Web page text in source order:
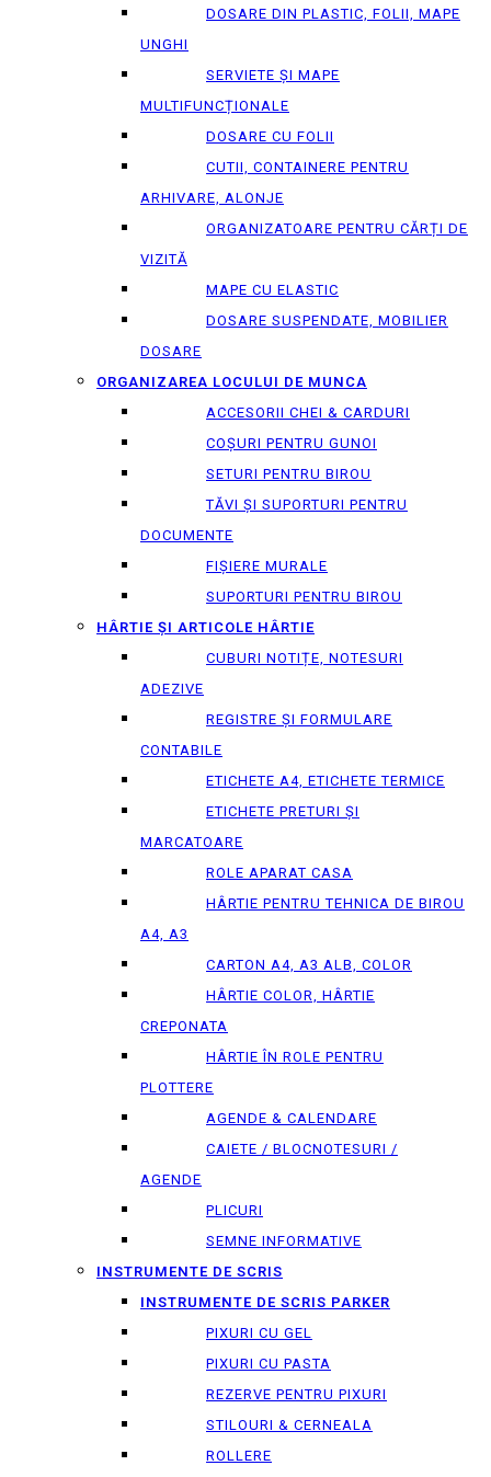
DOSARE DIN PLASTIC, FOLII, MAPE
UNGHI
SERVIETE ȘI MAPE
MULTIFUNCȚIONALE
DOSARE CU FOLII
CUTII, CONTAINERE PENTRU
ARHIVARE, ALONJE
ORGANIZATOARE PENTRU CĂRȚI DE
VIZITĂ
MAPE CU ELASTIC
DOSARE SUSPENDATE, MOBILIER
DOSARE
ORGANIZAREA LOCULUI DE MUNCA
ACCESORII CHEI & СARDURI
COȘURI PENTRU GUNOI
SETURI PENTRU BIROU
TĂVI ȘI SUPORTURI PENTRU
DOCUMENTE
FIȘIERE MURALE
SUPORTURI PENTRU BIROU
HÂRTIE ȘI ARTICOLE HÂRTIE
CUBURI NOTIȚE, NOTESURI
ADEZIVE
REGISTRE ȘI FORMULARE
CONTABILE
ETICHETE A4, ETICHETE TERMICE
ETICHETE PRETURI ȘI
MARCATOARE
ROLE APARAT CASA
HÂRTIE PENTRU TEHNICA DE BIROU
A4, A3
CARTON A4, A3 ALB, COLOR
HÂRTIE COLOR, HÂRTIE
CREPONATA
HÂRTIE ÎN ROLE PENTRU
PLOTTERE
AGENDE & CALENDARE
CAIETE / BLOCNOTESURI /
AGENDE
PLICURI
SEMNE INFORMATIVE
INSTRUMENTE DE SCRIS
INSTRUMENTE DE SCRIS PARKER
PIXURI CU GEL
PIXURI CU PASTA
REZERVE PENTRU PIXURI
STILOURI & СERNEALA
ROLLERE